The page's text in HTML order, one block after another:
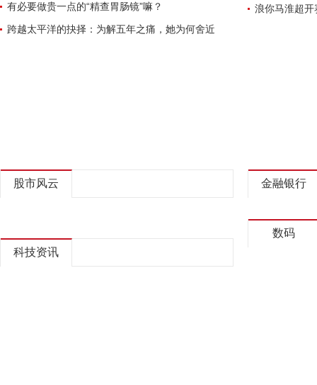
有必要做贵一点的“精查胃肠镜”嘛？
跨越太平洋的抉择：为解五年之痛，她为何舍近
浪你马淮超
股市风云
科技资讯
金融银行
数码